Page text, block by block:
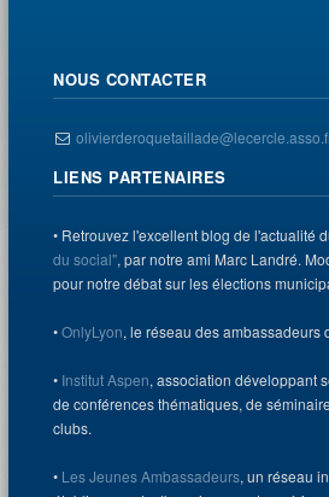
NOUS CONTACTER
LIENS PARTENAIRES
• Retrouvez l'excellent blog de l'actualité
du social", par notre ami Marc Landré.
pour notre débat sur les élections
•OnlyLyon, le réseau des ambassadeurs
• Institut Aspen, association développant
de conférences thématiques, de
clubs.
• Les Jeunes Ambassadeurs, un réseau